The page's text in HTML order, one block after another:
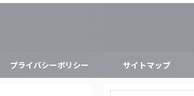
プライバシーポリシー サイトマップ